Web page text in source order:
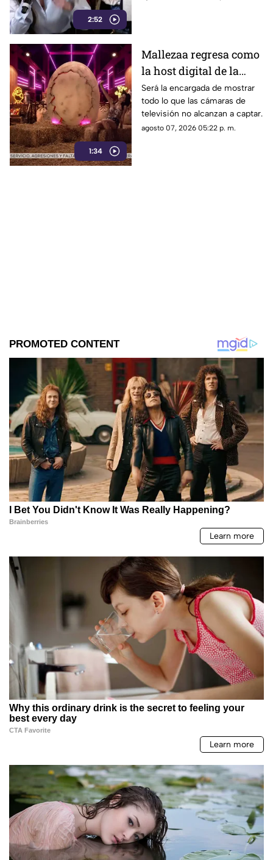
2:52
credibilidad de TV
1:34
Mallezaa regresa como
la host digital de la
segunda temporada de
La Granja VIP
Será la encargada de mostrar
todo lo que las cámaras de
televisión no alcanzan a captar.
agosto 07, 2026 05:22 p. m.